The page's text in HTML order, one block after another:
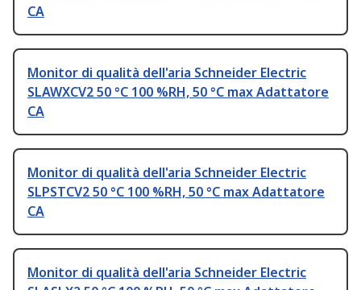
CA
Monitor di qualità dell'aria Schneider Electric
SLAWXCV2 50 °C 100 %RH, 50 °C max Adattatore
CA
Monitor di qualità dell'aria Schneider Electric
SLPSTCV2 50 °C 100 %RH, 50 °C max Adattatore
CA
Monitor di qualità dell'aria Schneider Electric